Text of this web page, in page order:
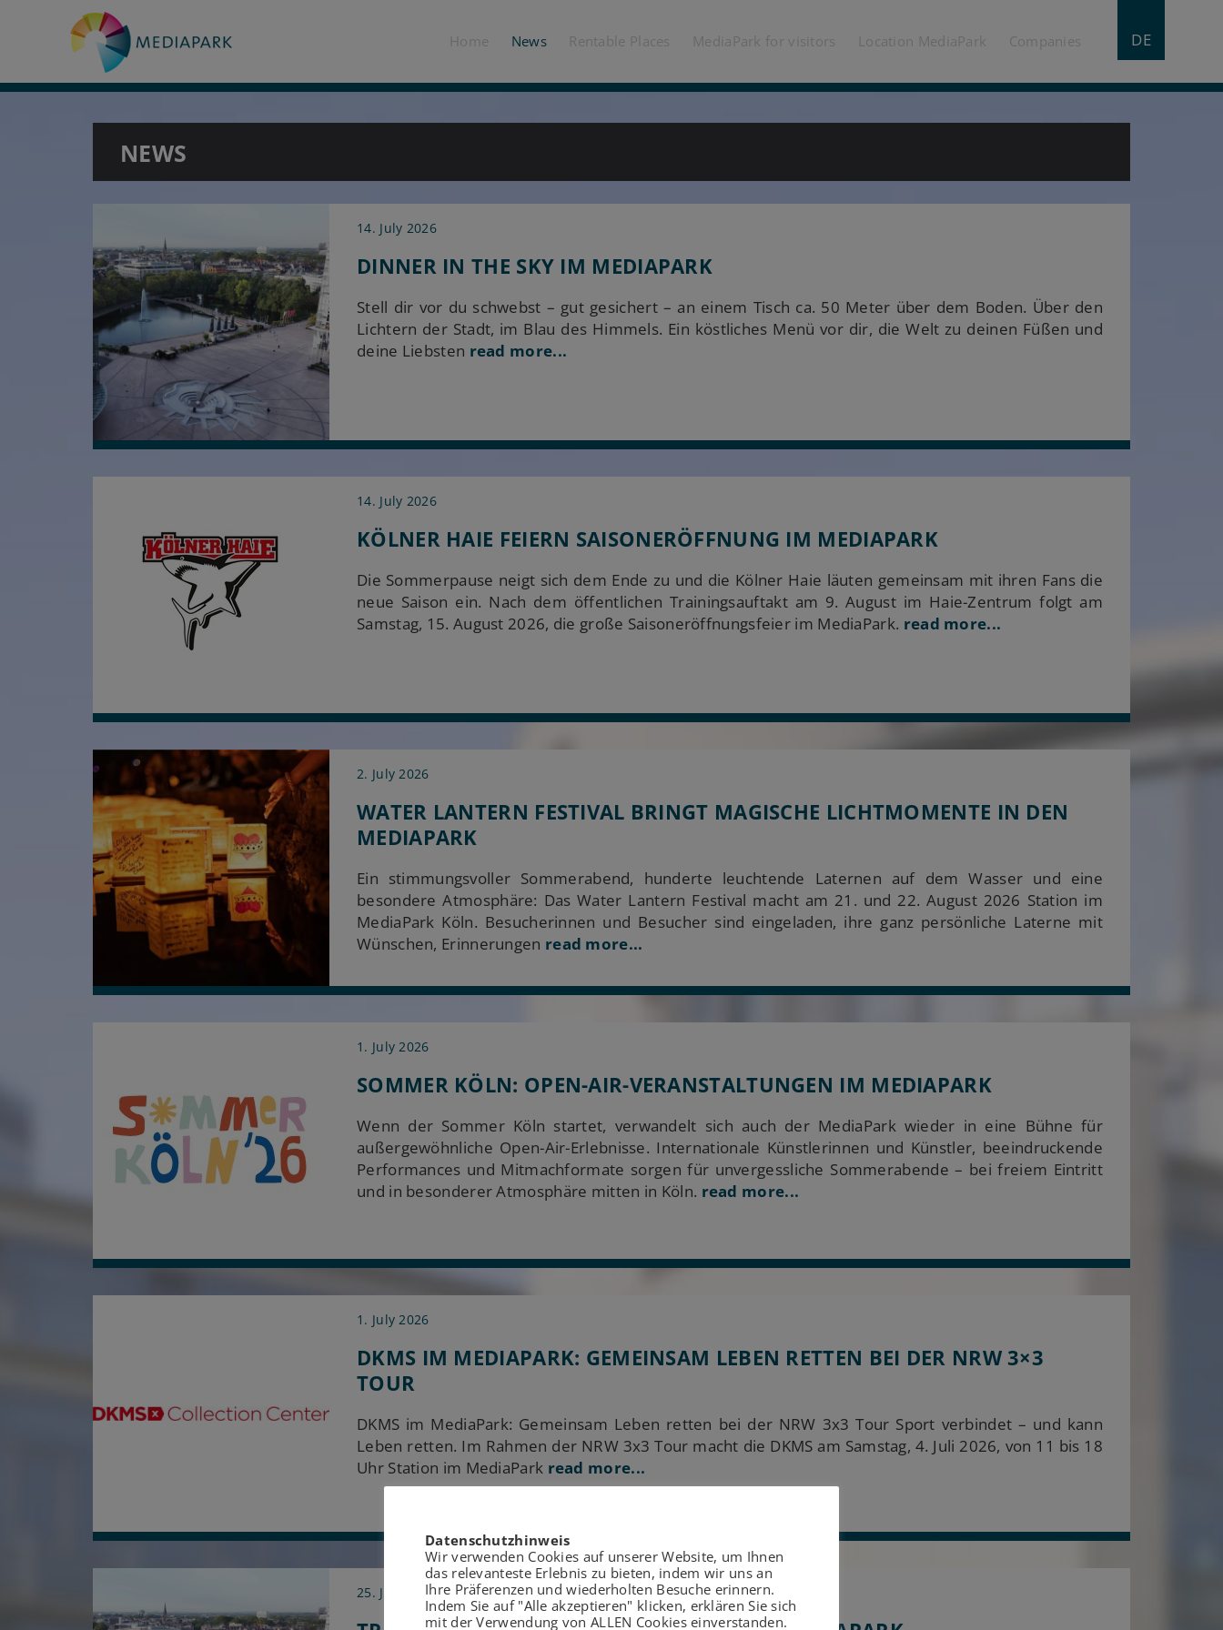
DE
Home News Rentable Places MediaPark for visitors Location MediaPark Companies
NEWS
14. July 2026
DINNER IN THE SKY IM MEDIAPARK
Stell dir vor du schwebst – gut gesichert – an einem Tisch ca. 50 Meter über dem Boden. Über den
Lichtern der Stadt, im Blau des Himmels. Ein köstliches Menü vor dir, die Welt zu deinen Füßen und
deine Liebsten read more...
14. July 2026
KÖLNER HAIE FEIERN SAISONERÖFFNUNG IM MEDIAPARK
Die Sommerpause neigt sich dem Ende zu und die Kölner Haie läuten gemeinsam mit ihren Fans die
neue Saison ein. Nach dem öffentlichen Trainingsauftakt am 9. August im Haie-Zentrum folgt am
Samstag, 15. August 2026, die große Saisoneröffnungsfeier im MediaPark. read more...
2. July 2026
WATER LANTERN FESTIVAL BRINGT MAGISCHE LICHTMOMENTE IN DEN
MEDIAPARK
Ein stimmungsvoller Sommerabend, hunderte leuchtende Laternen auf dem Wasser und eine
besondere Atmosphäre: Das Water Lantern Festival macht am 21. und 22. August 2026 Station im
MediaPark Köln. Besucherinnen und Besucher sind eingeladen, ihre ganz persönliche Laterne mit
Wünschen, Erinnerungen read more...
1. July 2026
SOMMER KÖLN: OPEN-AIR-VERANSTALTUNGEN IM MEDIAPARK
Wenn der Sommer Köln startet, verwandelt sich auch der MediaPark wieder in eine Bühne für
außergewöhnliche Open-Air-Erlebnisse. Internationale Künstlerinnen und Künstler, beeindruckende
Performances und Mitmachformate sorgen für unvergessliche Sommerabende – bei freiem Eintritt
und in besonderer Atmosphäre mitten in Köln. read more...
1. July 2026
DKMS IM MEDIAPARK: GEMEINSAM LEBEN RETTEN BEI DER NRW 3×3
TOUR
DKMS im MediaPark: Gemeinsam Leben retten bei der NRW 3x3 Tour Sport verbindet – und kann
Leben retten. Im Rahmen der NRW 3x3 Tour macht die DKMS am Samstag, 4. Juli 2026, von 11 bis 18
Uhr Station im MediaPark read more...
25. June 2026
Datenschutzhinweis
Wir verwenden Cookies auf unserer Website, um Ihnen
das relevanteste Erlebnis zu bieten, indem wir uns an
Ihre Präferenzen und wiederholten Besuche erinnern.
Indem Sie auf "Alle akzeptieren" klicken, erklären Sie sich
mit der Verwendung von ALLEN Cookies einverstanden.